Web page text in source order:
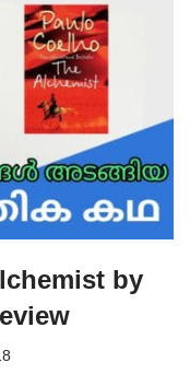
by